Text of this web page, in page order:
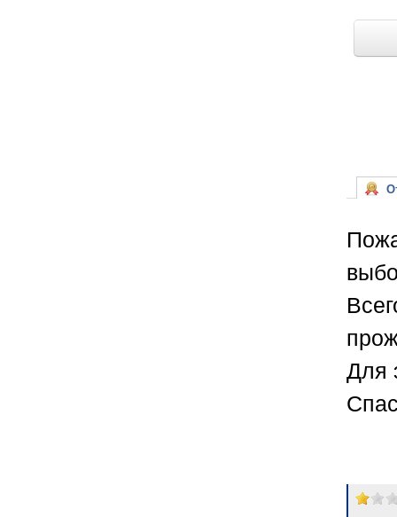
Для